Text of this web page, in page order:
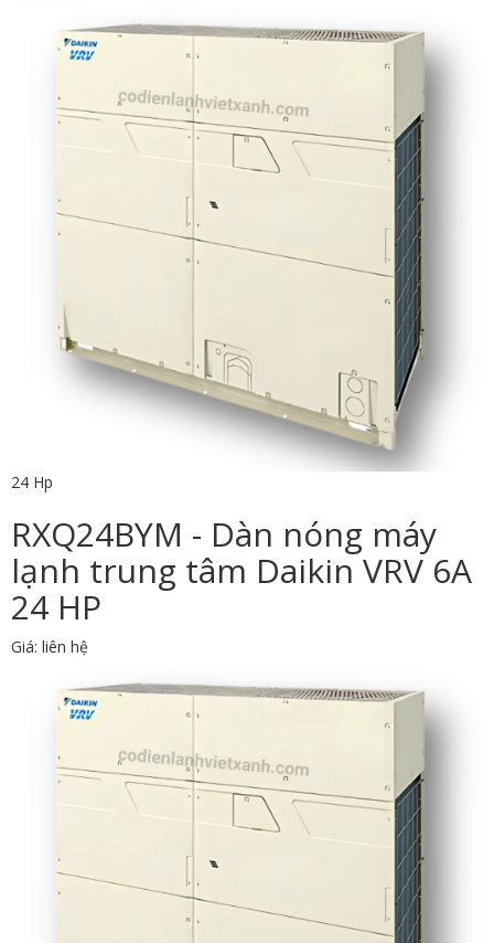
24 Hp
RXQ24BYM - Dàn nóng máy
lạnh trung tâm Daikin VRV 6A
24 HP
Giá: liên hệ